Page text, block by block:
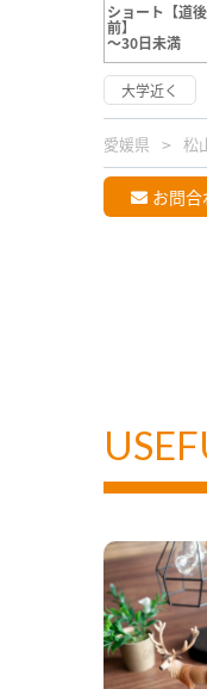
ショート【道
前】
～30日未満
大学近く
愛媛県 松
お問合